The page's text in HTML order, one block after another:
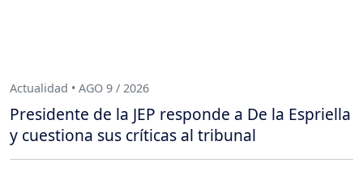
Actualidad • AGO 9 / 2026
Presidente de la JEP responde a De la Espriella
y cuestiona sus críticas al tribunal